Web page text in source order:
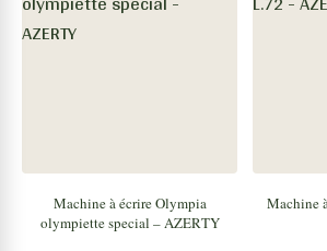
Machine à écrire Olympia
olympiette special – AZERTY
Machine